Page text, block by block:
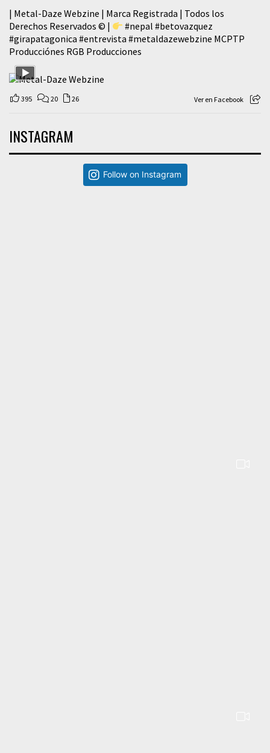
| Metal-Daze Webzine | Marca Registrada | Todos los
Derechos Reservados © |
#nepal #betovazquez
#girapatagonica #entrevista #metaldazewebzine MCPTP
Producciónes RGB Producciones
395 20 26 Ver en Facebook
INSTAGRAM
Follow on Instagram